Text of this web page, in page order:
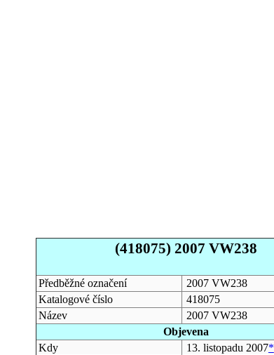
(418075) 2007 VW238
Předběžné označení
2007 VW238
Katalogové číslo
418075
Název
2007 VW238
Objevena
Kdy
13. listopadu 2007*